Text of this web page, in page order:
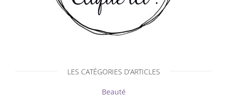
LES CATÉGORIES D’ARTICLES
Beauté